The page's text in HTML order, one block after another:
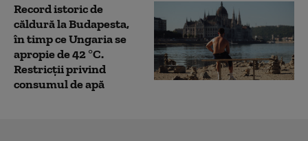
Record istoric de
căldură la Budapesta,
în timp ce Ungaria se
apropie de 42 °C.
Restricții privind
consumul de apă